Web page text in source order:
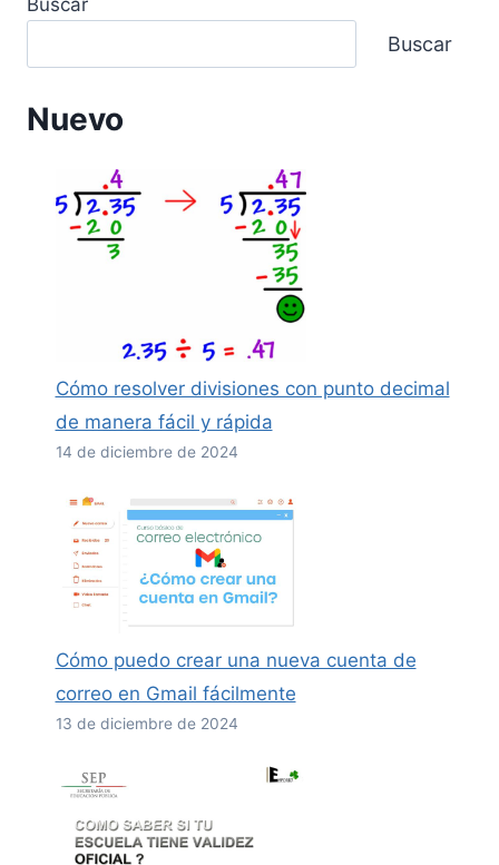
Buscar
Buscar
Nuevo
Cómo resolver divisiones con punto decimal
de manera fácil y rápida
14 de diciembre de 2024
Cómo puedo crear una nueva cuenta de
correo en Gmail fácilmente
13 de diciembre de 2024